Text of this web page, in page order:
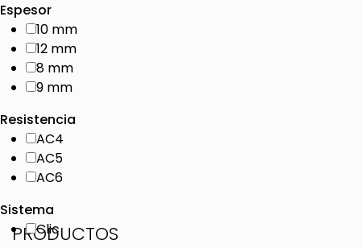
Espesor
10 mm
12 mm
8 mm
9 mm
Resistencia
AC4
AC5
AC6
Sistema
Clic
PRODUCTOS